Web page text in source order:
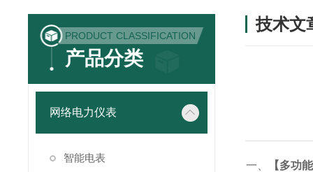
PRODUCT CLASSIFICATION
产品分类
网络电力仪表
智能电表
技术文
一、 【多功